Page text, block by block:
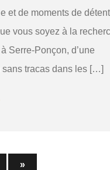
et de moments de
vous soyez à la
Serre-Ponçon, d’une
sans tracas dans les […]
»